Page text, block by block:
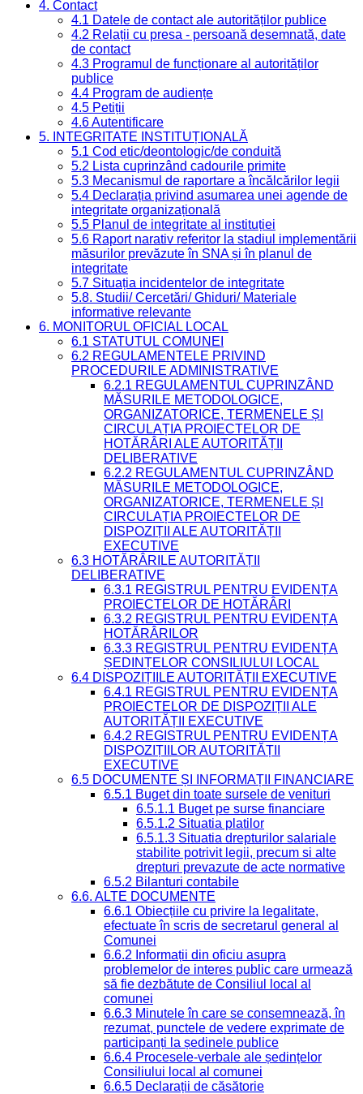
4. Contact
4.1 Datele de contact ale autorităților publice
4.2 Relații cu presa - persoană desemnată, date
de contact
4.3 Programul de funcționare al autorităților
publice
4.4 Program de audiențe
4.5 Petiții
4.6 Autentificare
5. INTEGRITATE INSTITUȚIONALĂ
5.1 Cod etic/deontologic/de conduită
5.2 Lista cuprinzând cadourile primite
5.3 Mecanismul de raportare a încălcărilor legii
5.4 Declarația privind asumarea unei agende de
integritate organizațională
5.5 Planul de integritate al instituției
5.6 Raport narativ referitor la stadiul implementării
măsurilor prevăzute în SNA și în planul de
integritate
5.7 Situația incidentelor de integritate
5.8. Studii/ Cercetări/ Ghiduri/ Materiale
informative relevante
6. MONITORUL OFICIAL LOCAL
6.1 STATUTUL COMUNEI
6.2 REGULAMENTELE PRIVIND
PROCEDURILE ADMINISTRATIVE
6.2.1 REGULAMENTUL CUPRINZÂND
MĂSURILE METODOLOGICE,
ORGANIZATORICE, TERMENELE ȘI
CIRCULAȚIA PROIECTELOR DE
HOTĂRÂRI ALE AUTORITĂȚII
DELIBERATIVE
6.2.2 REGULAMENTUL CUPRINZÂND
MĂSURILE METODOLOGICE,
ORGANIZATORICE, TERMENELE ȘI
CIRCULAȚIA PROIECTELOR DE
DISPOZIȚII ALE AUTORITĂȚII
EXECUTIVE
6.3 HOTĂRÂRILE AUTORITĂȚII
DELIBERATIVE
6.3.1 REGISTRUL PENTRU EVIDENȚA
PROIECTELOR DE HOTĂRÂRI
6.3.2 REGISTRUL PENTRU EVIDENȚA
HOTĂRÂRILOR
6.3.3 REGISTRUL PENTRU EVIDENȚA
ȘEDINȚELOR CONSILIULUI LOCAL
6.4 DISPOZIȚIILE AUTORITĂȚII EXECUTIVE
6.4.1 REGISTRUL PENTRU EVIDENȚA
PROIECTELOR DE DISPOZIȚII ALE
AUTORITĂȚII EXECUTIVE
6.4.2 REGISTRUL PENTRU EVIDENȚA
DISPOZIȚIILOR AUTORITĂȚII
EXECUTIVE
6.5 DOCUMENTE ȘI INFORMAȚII FINANCIARE
6.5.1 Buget din toate sursele de venituri
6.5.1.1 Buget pe surse financiare
6.5.1.2 Situatia platilor
6.5.1.3 Situatia drepturilor salariale
stabilite potrivit legii, precum si alte
drepturi prevazute de acte normative
6.5.2 Bilanturi contabile
6.6. ALTE DOCUMENTE
6.6.1 Obiecțiile cu privire la legalitate,
efectuate în scris de secretarul general al
Comunei
6.6.2 Informații din oficiu asupra
problemelor de interes public care urmează
să fie dezbătute de Consiliul local al
comunei
6.6.3 Minutele în care se consemnează, în
rezumat, punctele de vedere exprimate de
participanți la ședinele publice
6.6.4 Procesele-verbale ale ședințelor
Consiliului local al comunei
6.6.5 Declarații de căsătorie